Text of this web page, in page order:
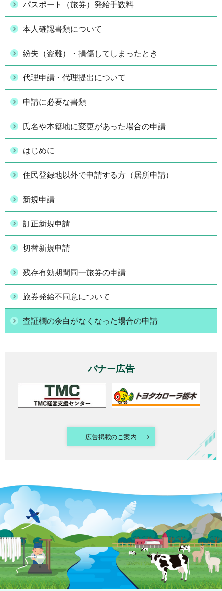
パスポート（旅券）発給手数料
本人確認書類について
紛失（盗難）・損傷してしまったとき
代理申請・代理提出について
申請に必要な書類
氏名や本籍地に変更があった場合の申請
はじめに
住民登録地以外で申請する方（居所申請）
新規申請
訂正新規申請
切替新規申請
残存有効期間同一旅券の申請
旅券発給不同意について
査証欄の余白がなくなった場合の申請
バナー広告
広告掲載のご案内